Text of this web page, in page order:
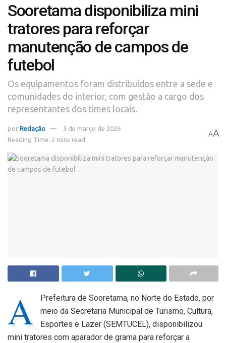
Sooretama disponibiliza mini
tratores para reforçar
manutenção de campos de
futebol
Os equipamentos foram distribuídos entre a sede e
comunidades do interior, com gestão a cargo dos
representantes dos times locais.
por Redação
3 de março de 2026
Reading Time: 2 mins read
AA
A
Prefeitura de Sooretama, no Norte do Estado, por
meio da Secretaria Municipal de Turismo, Cultura,
Esportes e Lazer (SEMTUCEL), disponibilizou
mini tratores com aparador de grama para reforçar a